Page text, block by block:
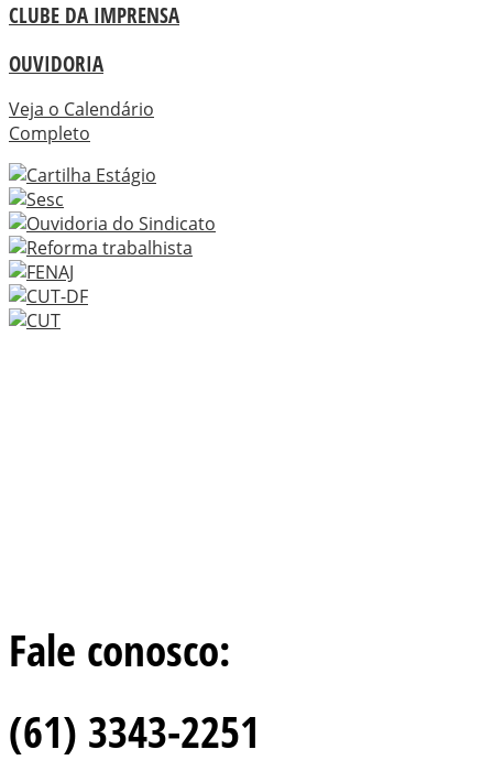
CLUBE DA IMPRENSA
OUVIDORIA
Veja o Calendário
Completo
Fale conosco:
(61) 3343-2251